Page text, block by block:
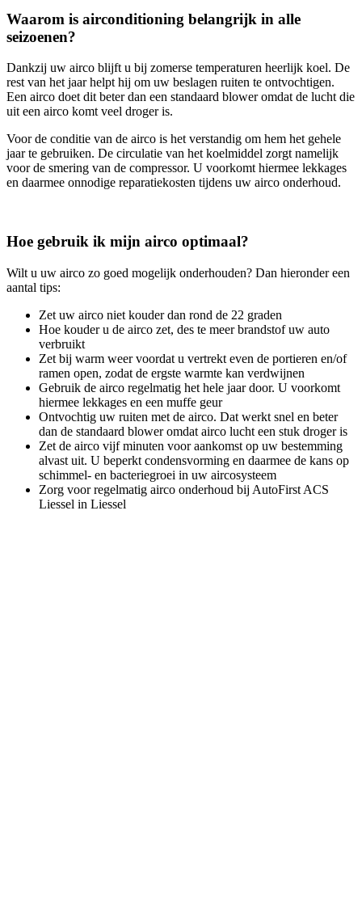
Waarom is airconditioning belangrijk in alle
seizoenen?
Dankzij uw airco blijft u bij zomerse temperaturen heerlijk koel. De
rest van het jaar helpt hij om uw beslagen ruiten te ontvochtigen.
Een airco doet dit beter dan een standaard blower omdat de lucht die
uit een airco komt veel droger is.
Voor de conditie van de airco is het verstandig om hem het gehele
jaar te gebruiken. De circulatie van het koelmiddel zorgt namelijk
voor de smering van de compressor. U voorkomt hiermee lekkages
en daarmee onnodige reparatiekosten tijdens uw airco onderhoud.
Hoe gebruik ik mijn airco optimaal?
Wilt u uw airco zo goed mogelijk onderhouden? Dan hieronder een
aantal tips:
Zet uw airco niet kouder dan rond de 22 graden
Hoe kouder u de airco zet, des te meer brandstof uw auto
verbruikt
Zet bij warm weer voordat u vertrekt even de portieren en/of
ramen open, zodat de ergste warmte kan verdwijnen
Gebruik de airco regelmatig het hele jaar door. U voorkomt
hiermee lekkages en een muffe geur
Ontvochtig uw ruiten met de airco. Dat werkt snel en beter
dan de standaard blower omdat airco lucht een stuk droger is
Zet de airco vijf minuten voor aankomst op uw bestemming
alvast uit. U beperkt condensvorming en daarmee de kans op
schimmel- en bacteriegroei in uw aircosysteem
Zorg voor regelmatig airco onderhoud bij AutoFirst ACS
Liessel in Liessel